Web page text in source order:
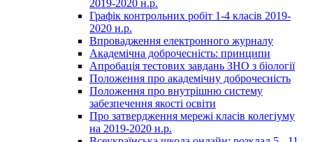
2019-2020 н.р.
Графік контрольних робіт 1-4 класів 2019-
2020 н.р.
Впровадження електронного журналу
Академічна доброчесність: принципи
Апробація тестових завдань ЗНО з біології
Положення про академічну доброчесність
Положення про внутрішню систему
забезпечення якості освіти
Про затвердження мережі класів колегіуму
на 2019-2020 н.р.